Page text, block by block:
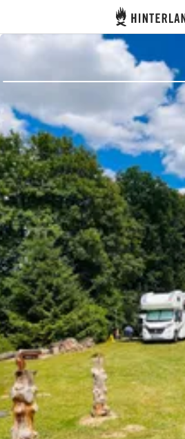
Hinterland
Se connecter
Créer un compte
Devenir hôte·sse
Emplacements
Hébergements
Routes
Demande à Howdy
Inspiration photo
Conseils et inspirations
Récits d'aventures